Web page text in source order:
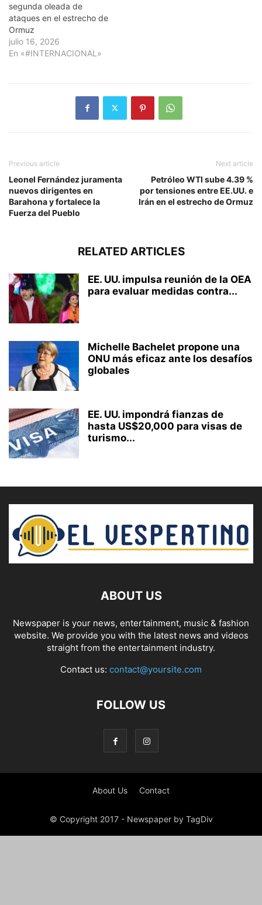
segunda oleada de
ataques en el estrecho de
Ormuz
julio 16, 2026
En «#INTERNACIONAL»
Previous article
Leonel Fernández juramenta
nuevos dirigentes en
Barahona y fortalece la
Fuerza del Pueblo
Next article
Petróleo WTI sube 4.39 %
por tensiones entre EE.UU. e
Irán en el estrecho de Ormuz
RELATED ARTICLES
EE. UU. impulsa reunión de la OEA
para evaluar medidas contra...
Michelle Bachelet propone una
ONU más eficaz ante los desafíos
globales
EE. UU. impondrá fianzas de
hasta US$20,000 para visas de
turismo...
ABOUT US
Newspaper is your news, entertainment, music & fashion
website. We provide you with the latest news and videos
straight from the entertainment industry.
Contact us: contact@yoursite.com
FOLLOW US
About Us Contact
© Copyright 2017 - Newspaper by TagDiv